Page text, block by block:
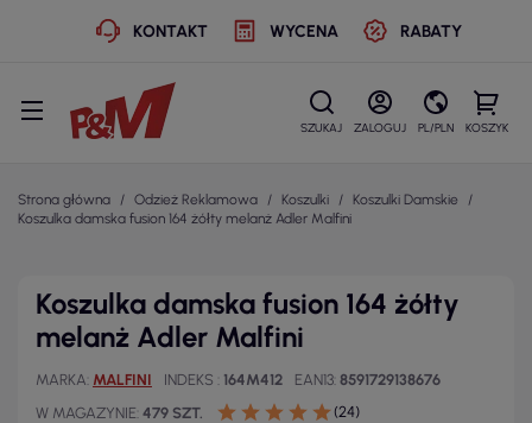
KONTAKT WYCENA RABATY
SZUKAJ ZALOGUJ PL/PLN KOSZYK
Strona główna Odzież Reklamowa Koszulki
Koszulki Damskie
Koszulka damska fusion 164 żółty melanż Adler Malfini
Koszulka damska fusion 164 żółty
melanż Adler Malfini
MARKA MALFINI INDEKS 164M412 EAN13 8591729138676
W MAGAZYNIE 479 SZT. (24)